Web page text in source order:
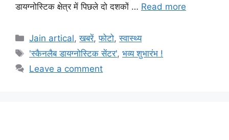
डायग्नोस्टिक क्षेत्र में पिछले दो दशकों … Read more
Categories
Jain artical,खबरें,फोटो,स्वास्थ्य
Tags
'स्कैनलैब डायग्नोस्टिक सेंटर',भव्य शुभारंभ !
Leave a comment